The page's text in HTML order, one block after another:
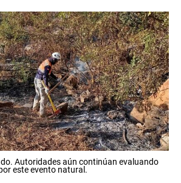
Autoridades aún continúan evaluando
este evento natural.